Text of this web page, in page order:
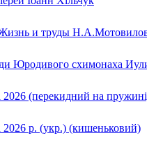
и труды
Юродивого схимонаха
(перекидний на
р. (укр.) (кишеньковий)